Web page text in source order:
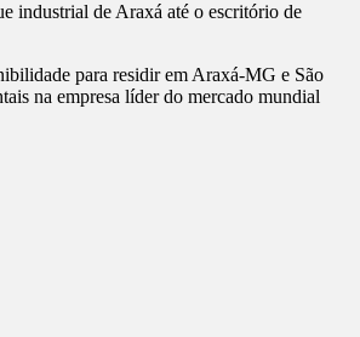
industrial de Araxá até o escritório de
para residir em Araxá-MG e São
na empresa líder do mercado mundial